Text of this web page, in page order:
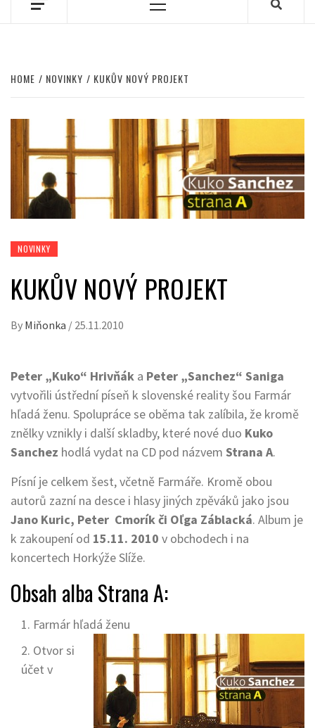
Primary
HOME NOVINKY KUKŮV NOVÝ PROJEKT
NOVINKY
KUKŮV NOVÝ PROJEKT
By Miňonka / 25.11.2010
Peter „Kuko“ Hrivňák a Peter „Sanchez“ Saniga
vytvořili ústřední píseň k slovenské reality šou Farmár
hľadá ženu. Spolupráce se oběma tak zalíbila, že kromě
znělky vznikly i další skladby, které nové duo Kuko
Sanchez hodlá vydat na CD pod názvem Strana A.
Písní je celkem šest, včetně Farmáře. Kromě obou
autorů zazní na desce i hlasy jiných zpěváků jako jsou
Jano Kuric, Peter Cmorík či Oľga Záblacká. Album je
k zakoupení od 15.11. 2010 v obchodech i na
koncertech Horkýže Slíže.
Obsah alba Strana A:
Farmár hľadá ženu
Otvor si
účet v